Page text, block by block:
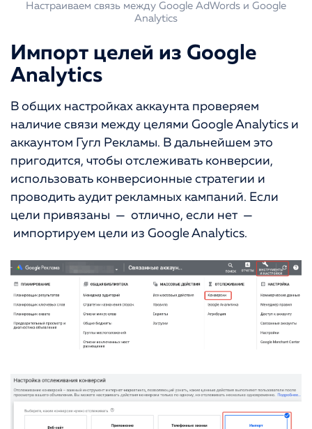
Настраиваем связь между Google AdWords и Google
Analytics
Импорт целей из Google
Analytics
В общих настройках аккаунта проверяем
наличие связи между целями Google Analytics и
аккаунтом Гугл Рекламы. В дальнейшем это
пригодится, чтобы отслеживать конверсии,
использовать конверсионные стратегии и
проводить аудит рекламных кампаний. Если
цели привязаны — отлично, если нет —
импортируем цели из Google Analytics.